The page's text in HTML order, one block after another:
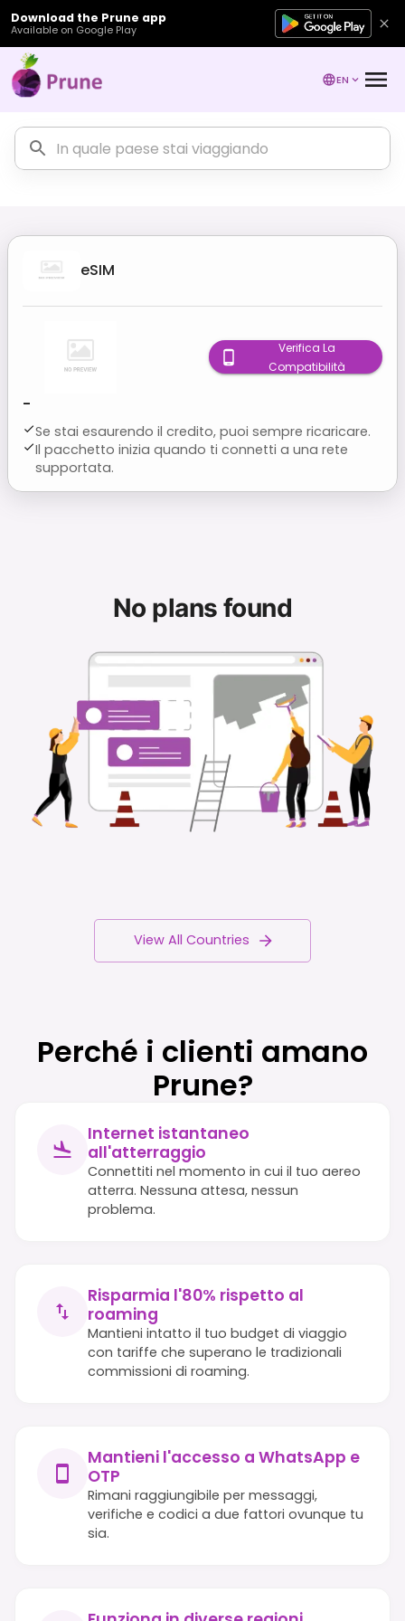
Download the Prune app
Available on Google Play
EN
eSIM
-
Se stai esaurendo il credito, puoi sempre ricaricare.
Il pacchetto inizia quando ti connetti a una rete
supportata.
Verifica La
Compatibilità
No plans found
View All Countries
Perché i clienti amano
Prune?
Internet istantaneo
all'atterraggio
Connettiti nel momento in cui il tuo aereo
atterra. Nessuna attesa, nessun
problema.
Risparmia l'80% rispetto al
roaming
Mantieni intatto il tuo budget di viaggio
con tariffe che superano le tradizionali
commissioni di roaming.
Mantieni l'accesso a WhatsApp e
OTP
Rimani raggiungibile per messaggi,
verifiche e codici a due fattori ovunque tu
sia.